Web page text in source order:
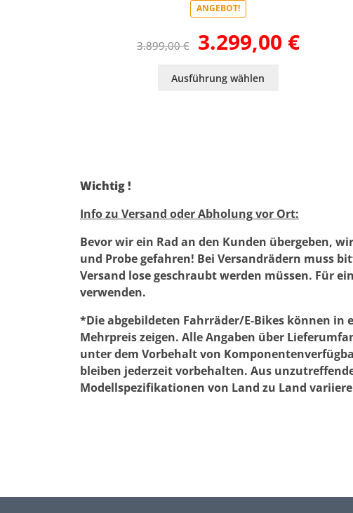
ANGEBOT!
3.899,00€
Ursprünglicher
Preis
3.899,00 €
3.299,00 €Aktueller
Ausführung wählen
der
gewählt
werden
Wichtig !
Info zu Versand oder Abholung vor Ort:
Bevor wir ein Rad an den Kunden übergeben,
und Probe gefahren! Bei Versandrädern muss
Versand lose geschraubt werden müssen. Für
verwenden.
*Die abgebildeten Fahrräder/E-Bikes können in
Mehrpreis zeigen. Alle Angaben über
unter dem Vorbehalt von
bleiben jederzeit vorbehalten. Aus
Modellspezifikationen von Land zu Land